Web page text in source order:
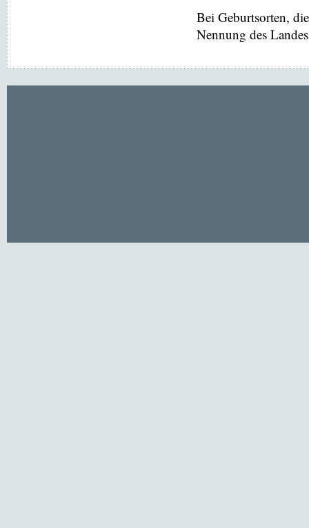
Bei Geburtsorten,
Nennung des